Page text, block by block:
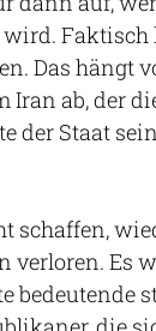
Faktisch
Das hängt
ab, der
der Staat
schaffen,
verloren. Es
bedeutende